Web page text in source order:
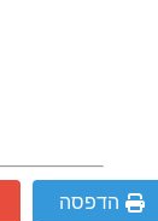
הדפסה